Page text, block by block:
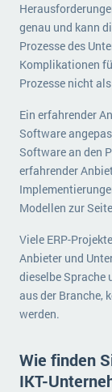
genau und kann
Prozesse des
Komplikationen
Prozesse nicht
Ein erfahrender
Software
Software an den
erfahrender
Modellen zur
Viele ERP-
Anbieter und
dieselbe Sprache
aus der Branche,
werden.
Wie finden
IKT-